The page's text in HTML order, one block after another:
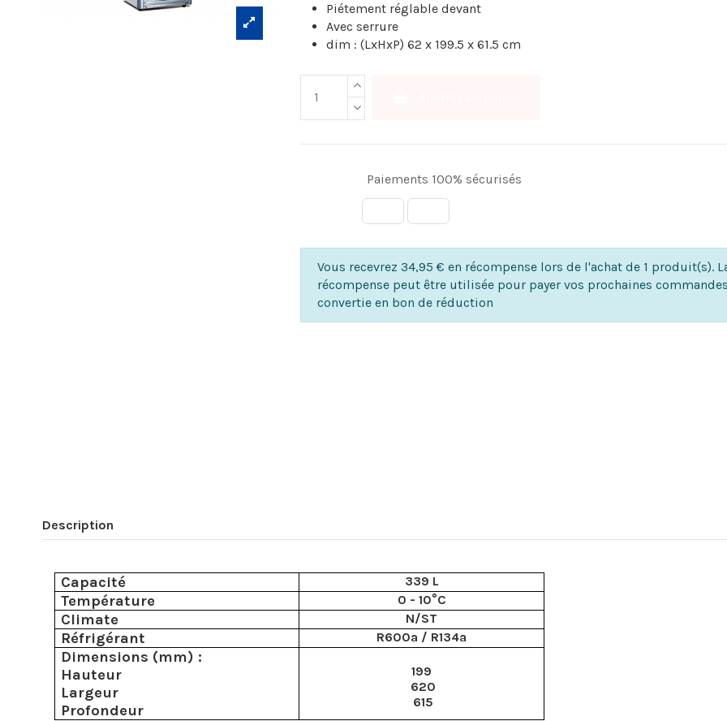
Piétement réglable devant
Avec serrure
dim : (LxHxP) 62 x 199.5 x 61.5 cm
Paiements 100% sécurisés
Vous recevrez 34,95 € en récompense lors de l'achat de 1 produit(s).
récompense peut être utilisée pour payer vos prochaines
convertie en bon de réduction
Description
Capacité 339 L
Température 0 - 10°C
Climate N/ST
Réfrigérant R600a / R134a
Dimensions (mm) :
Hauteur
Largeur
Profondeur
199
620
615